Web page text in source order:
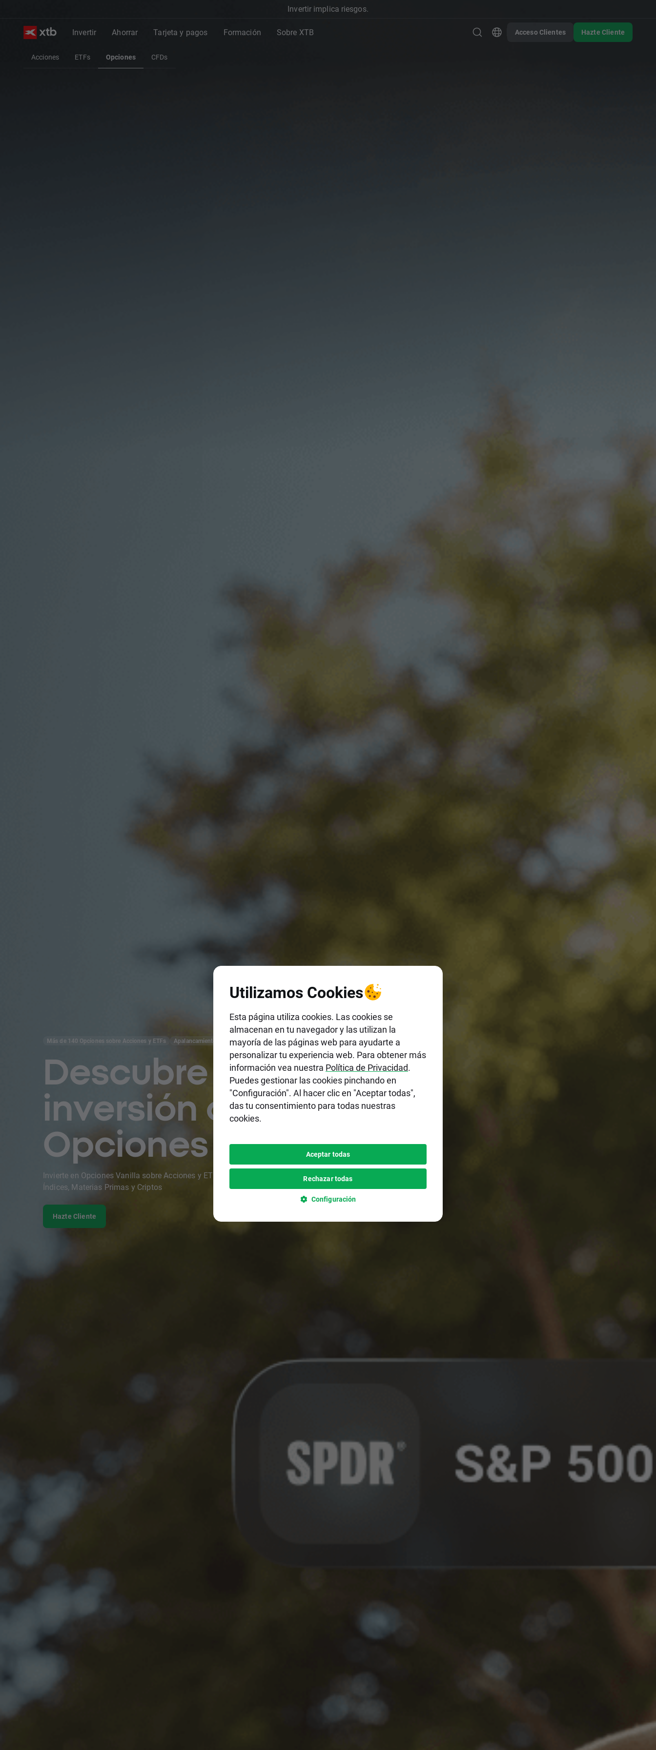
Invertir implica riesgos.
Invertir Ahorrar Tarjeta y pagos Formación Sobre XTB Acceso Clientes Hazte Cliente
Acciones ETFs Opciones CFDs
Más de 140 Opciones sobre Acciones y ETFs Apalancamiento
Descubre la
inversión con
Opciones
Invierte en Opciones Vanilla sobre Acciones y ETFs de
Índices, Materias Primas y Criptos
Hazte Cliente
Utilizamos Cookies
Esta página utiliza cookies. Las cookies se
almacenan en tu navegador y las utilizan la
mayoría de las páginas web para ayudarte a
personalizar tu experiencia web. Para obtener más
información vea nuestra Política de Privacidad.
Puedes gestionar las cookies pinchando en
"Configuración". Al hacer clic en "Aceptar todas",
das tu consentimiento para todas nuestras
cookies.
Aceptar todas
Rechazar todas
Configuración